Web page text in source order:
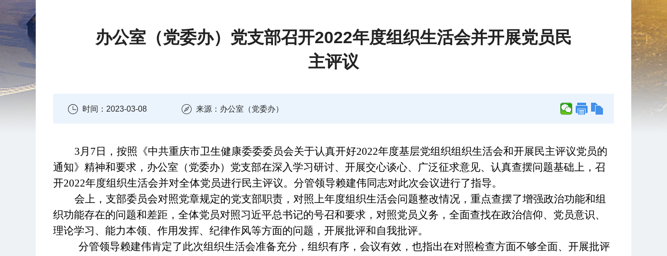
办公室（党委办）党支部召开2022年度组织生活会并开展党员民
主评议
时间：2023-03-08 来源：办公室（党委办）
3月7日 ，按照 《中共重庆市卫生健康委委委员会关于认真开好2022年度基层党组织组织生活会和开展民主评议党员的
通知》精神和要求，办公室（党委办）党支部在深入学习研讨、开展交心谈心、广泛征求意见、认真查摆问题基础上，召
开2022年度组织生活会并对全体党员进行民主评议。 分管领导赖建伟同志对此次会议进行了指导。
会上，支部委员会对照党章规定的党支部职责，对照上年度组织生活会问题整改情况，重点查摆了增强政治功能和组
织功能存在的问题和差距， 全体党员对照习近平总书记的号召和要求，对照党员义务，全面查找在政治信仰、党员意识、
理论学习、能力本领、作用发挥、纪律作风等方面的问题， 开展批评和自我批评。
分管领导赖建伟肯定了此次组织生活会准备充分， 组织有序 ， 会议有效 ， 也指出在对照检查方面不够全面、开展批评